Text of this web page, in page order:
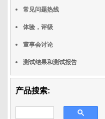
常见问题热线
体验，评级
董事会讨论
测试结果和测试报告
产品搜索: